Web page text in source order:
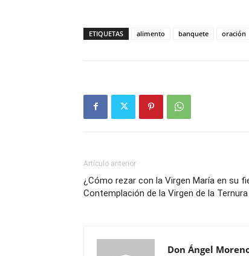
ETIQUETAS alimento banquete oración
Artículo anterior
¿Cómo rezar con la Virgen María en su
Contemplación de la Virgen de la Ternura
Don Ángel